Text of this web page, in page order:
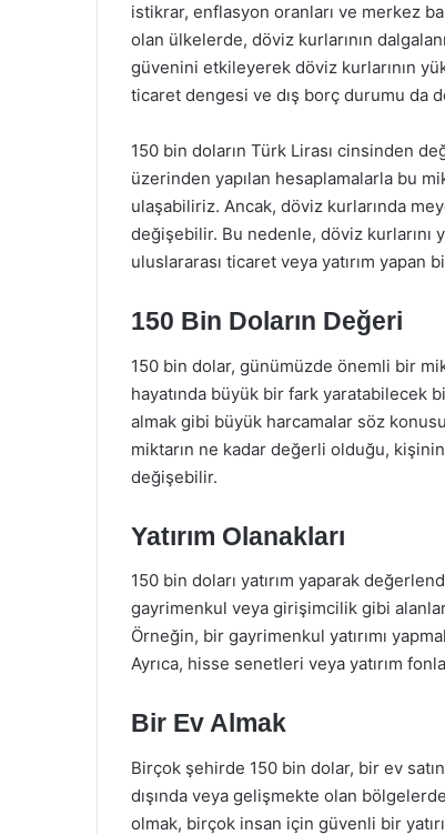
istikrar, enflasyon oranları ve merkez
olan ülkelerde, döviz kurlarının
güvenini etkileyerek döviz kurlarının
ticaret dengesi ve dış borç durumu da
150 bin doların Türk Lirası cinsinden
üzerinden yapılan hesaplamalarla bu
ulaşabiliriz. Ancak, döviz kurlarında
değişebilir. Bu nedenle, döviz kurlarını
uluslararası ticaret veya yatırım yapan
150 Bin Doların Değeri
150 bin dolar, günümüzde önemli bir
hayatında büyük bir fark yaratabilecek
almak gibi büyük harcamalar söz
miktarın ne kadar değerli olduğu,
değişebilir.
Yatırım Olanakları
150 bin doları yatırım yaparak
gayrimenkul veya girişimcilik gibi
Örneğin, bir gayrimenkul yatırımı
Ayrıca, hisse senetleri veya yatırım
Bir Ev Almak
Birçok şehirde 150 bin dolar, bir ev
dışında veya gelişmekte olan
olmak, birçok insan için güvenli bir